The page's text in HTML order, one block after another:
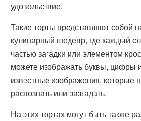
удовольствие.
Такие торты представляют собой
кулинарный шедевр, где каждый
частью загадки или элементом
можете изображать буквы, цифры
известные изображения, которые
распознать или разгадать.
На этих тортах могут быть также